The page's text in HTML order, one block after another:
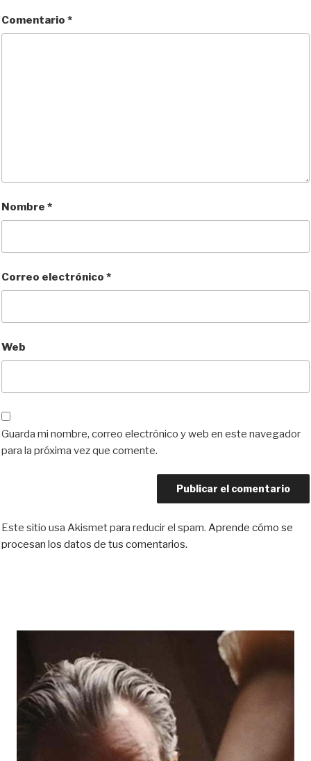
Comentario *
Nombre *
Correo electrónico *
Web
Guarda mi nombre, correo electrónico y web en este navegador
para la próxima vez que comente.
Este sitio usa Akismet para reducir el spam. Aprende cómo se
procesan los datos de tus comentarios.